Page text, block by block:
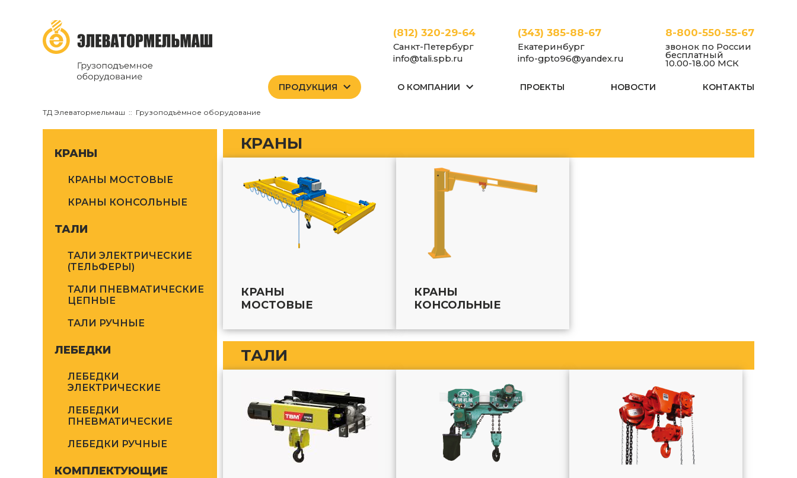
(812) 320-29-64
Санкт-Петербург
info@tali.spb.ru
(343) 385-88-67
Екатеринбург
info-gpto96@yandex.ru
8-800-550-55-67
звонок по России
бесплатный
10.00-18.00 МСК
ПРОДУКЦИЯ О КОМПАНИИ ПРОЕКТЫ НОВОСТИ КОНТАКТЫ
ТД Элеватормельмаш Грузоподъёмное оборудование
КРАНЫ
КРАНЫ МОСТОВЫЕ
КРАНЫ КОНСОЛЬНЫЕ
ТАЛИ
ТАЛИ ЭЛЕКТРИЧЕСКИЕ
(ТЕЛЬФЕРЫ)
ТАЛИ ПНЕВМАТИЧЕСКИЕ
ЦЕПНЫЕ
ТАЛИ РУЧНЫЕ
ЛЕБЕДКИ
ЛЕБЕДКИ
ЭЛЕКТРИЧЕСКИЕ
ЛЕБЕДКИ
ПНЕВМАТИЧЕСКИЕ
ЛЕБЕДКИ РУЧНЫЕ
КОМПЛЕКТУЮЩИЕ
КРАНЫ
КРАНЫ
МОСТОВЫЕ
КРАНЫ
КОНСОЛЬНЫЕ
ТАЛИ